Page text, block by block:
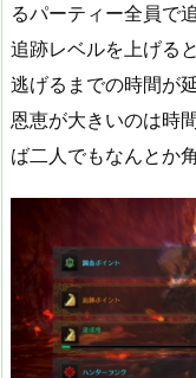
るパーティー全員で
追跡レベルを上げる
逃げるまでの時間が
恩恵が大きいのは時
ば二人でもなんとか